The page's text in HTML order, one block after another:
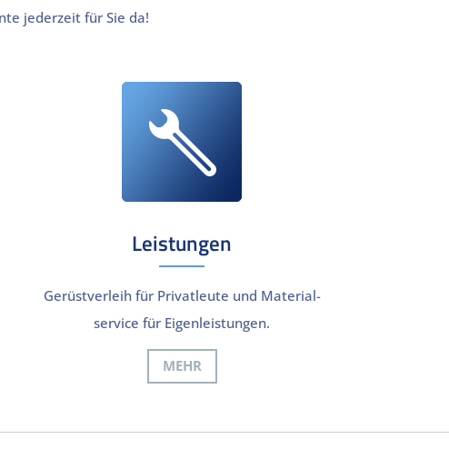
jederzeit für Sie da!
Leistungen
Gerüstverleih für Privatleute und Material­
service für Eigenleistungen.
MEHR